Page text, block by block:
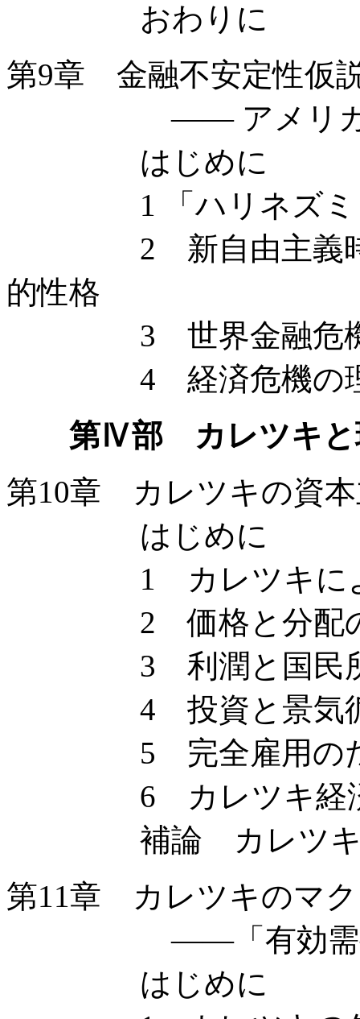
おわりに
第9章 金融不安定性仮
—— アメリカ・ラ
はじめに
1 「ハリネズミ・
2 新自由主義時代
的性格
3 世界金融危機を
4 経済危機の理論
第Ⅳ部 カレツキと
第10章 カレツキの資本
はじめに
1 カレツキによる
2 価格と分配の
3 利潤と国民所
4 投資と景気
5 完全雇用のため
6 カレツキ経済
補論 カレツキ
第11章 カレツキのマ
——「有効需要の
はじめに